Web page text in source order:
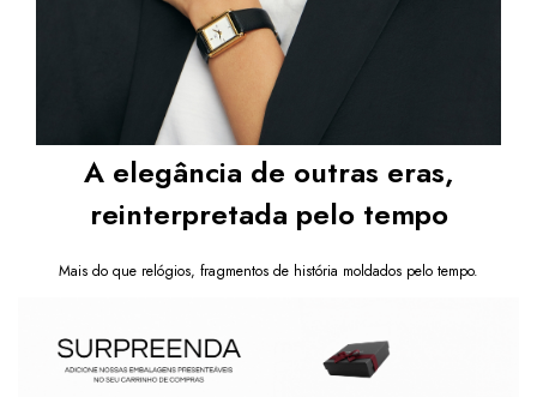
A elegância de outras eras,
reinterpretada pelo tempo
Mais do que relógios, fragmentos de história moldados pelo tempo.